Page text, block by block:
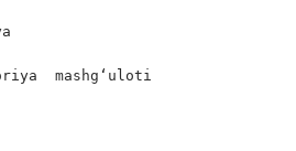
mashg‘uloti